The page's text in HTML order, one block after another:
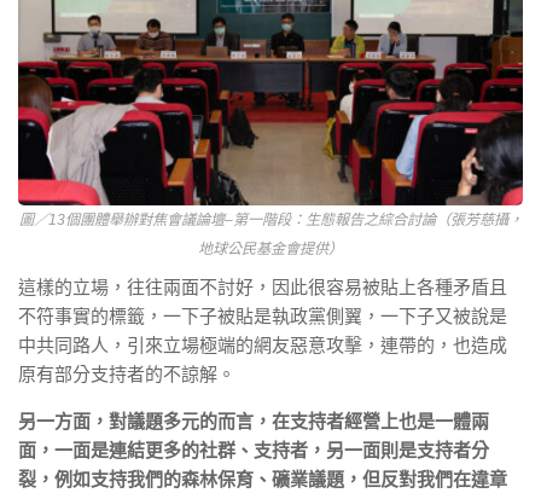
圖／13個團體舉辦對焦會議論壇–第一階段：生態報告之綜合討論（張芳慈攝，
地球公民基金會提供）
這樣的立場，往往兩⾯不討好，因此很容易被貼上各種⽭盾且
不符事實的標籤，⼀下⼦被貼是執政黨側翼，⼀下子又被說是
中共同路⼈，引來立場極端的網友惡意攻擊，連帶的，也造成
原有部分支持者的不諒解。
另⼀⽅⾯，對議題多元的⽽⾔，在支持者經營上也是⼀體兩
⾯，⼀⾯是連結更多的社群、支持者，另⼀⾯則是支持者分
裂，例如⽀持我們的森林保育、礦業議題，但反對我們在違章